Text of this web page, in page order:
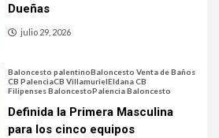
Dueñas
julio 29, 2026
Baloncesto palentinoBaloncesto Venta de Baños
CB PalenciaCB VillamurielEldana CB
Filipenses BaloncestoPalencia Baloncesto
Definida la Primera Masculina
para los cinco equipos